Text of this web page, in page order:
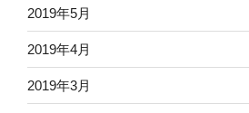
2019年5月
2019年4月
2019年3月